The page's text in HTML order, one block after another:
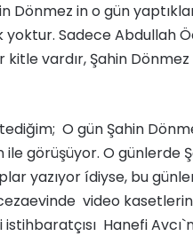
Dönmez in o gün
Sadece Abdullah
vardır, Şahin
O gün Şahin
ile görüşüyor. O günlerde
yazıyor ídiyse, bu
video
Hanefi